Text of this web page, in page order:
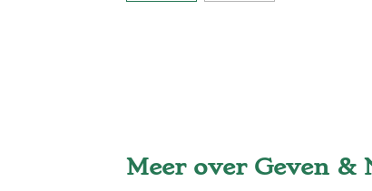
Meer over Geven &